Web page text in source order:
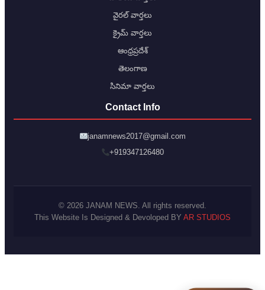
వైరల్ వార్తలు
క్రైమ్ వార్తలు
ఆంధ్రప్రదేశ్
తెలంగాణ
సినిమా వార్తలు
Contact Info
janamnews2017@gmail.com
+919347126480
© 2026 JANAM NEWS. All rights reserved.
This Website Is Designed & Devoloped BY AR STUDIOS